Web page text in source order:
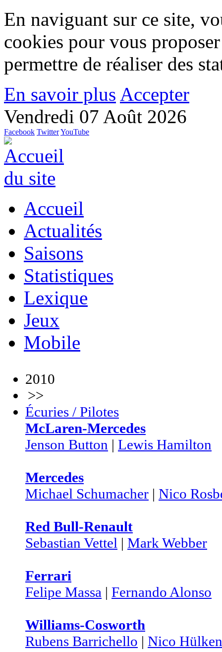
En naviguant sur ce site,
cookies pour vous
permettre de réaliser des
En savoir plus Accepter
Vendredi 07 Août 2026
Facebook TwitterYouTube
Accueil
Actualités
Saisons
Statistiques
Lexique
Jeux
Mobile
2010
>>
Écuries / Pilotes
McLaren-Mercedes
Jenson Button | Lewis Hamilton
Mercedes
Michael Schumacher | Nico
Red Bull-Renault
Sebastian Vettel | Mark Webber
Ferrari
Felipe Massa | Fernando Alonso
Williams-Cosworth
Rubens Barrichello | Nico